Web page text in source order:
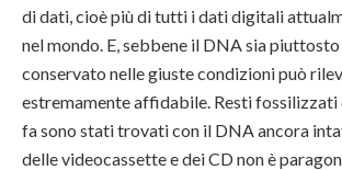
di dati, cioè più di tutti i dati digitali
nel mondo. E, sebbene il DNA sia
conservato nelle giuste condizioni può
estremamente affidabile. Resti fossilizzati
fa sono stati trovati con il DNA ancora
delle videocassette e dei CD non è